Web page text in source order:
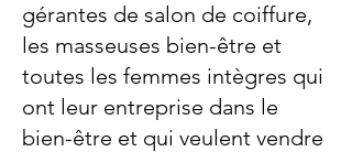
gérantes de salon de coiffure,
les masseuses bien-être et
toutes les femmes intègres qui
ont leur entreprise dans le
bien-être et qui veulent vendre